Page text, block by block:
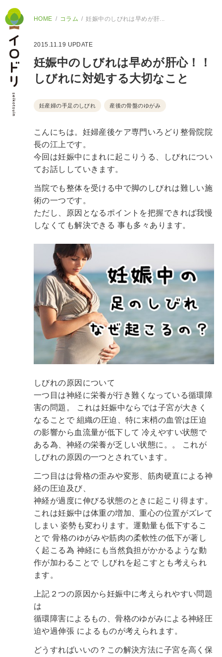
HOME コラム 妊娠中のしびれは早めが肝...
2015.11.19 UPDATE
妊娠中のしびれは早めが肝心！！
しびれに対処する大切なこと
妊産婦の手足のしびれ 産後の骨盤のゆがみ
こんにちは。妊婦産後ケア専門いろどり整骨院院
長の江上です。
今回は妊娠中にまれに起こりうる、しびれについ
てお話ししていきます。
当院でも整体を受ける中で脚のしびれは難しい施
術の一つです。
ただし、原因となるポイントを把握できれば我慢
しなくても解決できる 事も多々あります。
しびれの原因について
一つ目は神経に栄養が行き難くなっている循環障
害の問題。
これは妊娠中ならでは子宮が大きく
なることで 組織の圧迫、特に末梢の血管は圧迫
の影響から血流量が低下して 冷えやすい状態で
ある為、神経の栄養が乏しい状態に。。
これが
しびれの原因の一つとされています。
二つ目はは骨格の歪みや変形、筋肉硬直による神
経の圧迫及び、
神経が過度に伸びる状態のときに起こり得ます。
これは妊娠中は体重の増加、重心の位置がズレて
しまい 姿勢も変わります。運動量も低下するこ
とで 骨格のゆがみや筋肉の柔軟性の低下が著し
く起こる為 神経にも当然負担がかかるような動
作が加わることで しびれを起こすとも考えられ
ます。
上記２つの原因から妊娠中に考えられやすい問題
は
循環障害によるもの、骨格のゆがみによる神経圧
迫や過伸張 によるものが考えられます。
どうすればいいの？この解決方法に子宮を高く保